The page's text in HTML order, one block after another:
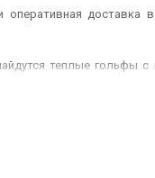
оперативная доставка
теплые гольфы
подобрать товары, а